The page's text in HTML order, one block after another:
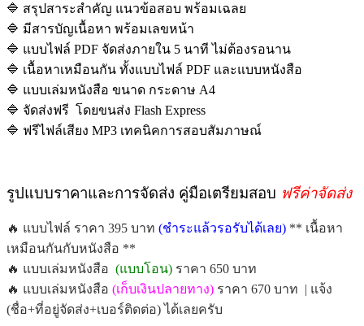
🔷 สรุปสาระสำคัญ แนวข้อสอบ พร้อมเฉลย
🔷 มีสารบัญเนื้อหา พร้อมเลขหน้า
🔷 แบบไฟล์ PDF จัดส่งภายใน 5 นาที ไม่ต้องรอนาน
🔷 เนื้อหาเหมือนกัน ทั้งแบบไฟล์ PDF และแบบหนังสือ
🔷 แบบเล่มหนังสือ ขนาด กระดาษ A4
🔷 จัดส่งฟรี โดยขนส่ง Flash Express
🔷 ฟรีไฟล์เสียง MP3 เทคนิคการสอบสัมภาษณ์
รูปแบบราคาและการจัดส่ง คู่มือเตรียมสอบ ฟรีค่าจัดส่ง
🔥 แบบไฟล์ ราคา 395 บาท (ชำระแล้วรอรับได้เลย) ** เนื้อหา
เหมือนกันกับหนังสือ **
🔥 แบบเล่มหนังสือ (แบบโอน) ราคา 650 บาท
🔥 แบบเล่มหนังสือ (เก็บเงินปลายทาง) ราคา 670 บาท | แจ้ง
(ชื่อ+ที่อยู่จัดส่ง+เบอร์ติดต่อ) ได้เลยครับ